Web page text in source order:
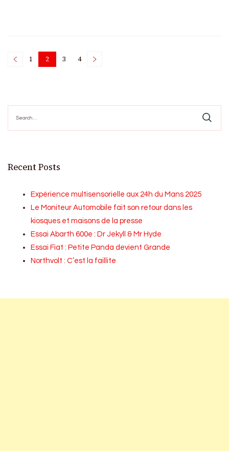
Posts
Page
1 Page
2 Page
3 Page
4
for:
Recent Posts
Expérience multisensorielle aux 24h du Mans 2025
Le Moniteur Automobile fait son retour dans les
kiosques et maisons de la presse
Essai Abarth 600e : Dr Jekyll & Mr Hyde
Essai Fiat : Petite Panda devient Grande
Northvolt : C’est la faillite